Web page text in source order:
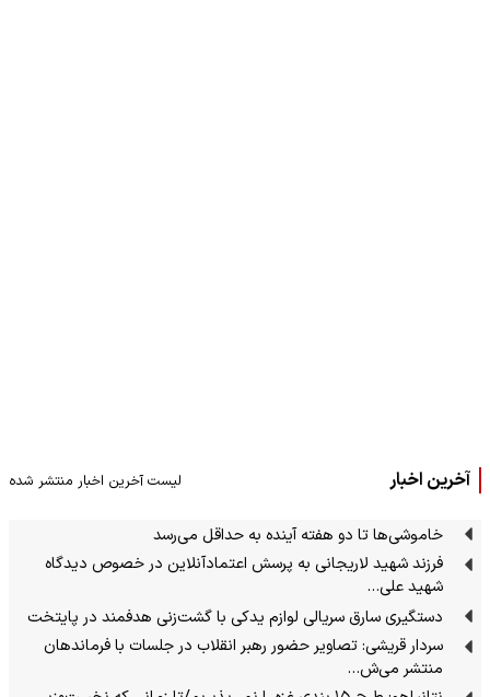
آخرین اخبار لیست آخرین اخبار منتشر شده
خاموشی‌ها تا دو هفته آینده به حداقل می‌رسد
فرزند شهید لاریجانی به پرسش اعتمادآنلاین در خصوص دیدگاه
شهید علی…
دستگیری سارق سریالی لوازم یدکی با گشت‌زنی هدفمند در پایتخت
سردار قریشی: تصاویر حضور رهبر انقلاب در جلسات با فرماندهان
منتشر می‌ش…